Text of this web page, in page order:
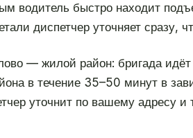
водитель быстро находит
диспетчер уточняет сразу,
— жилой район: бригада
в течение 35–50 минут в
уточнит по вашему адресу и